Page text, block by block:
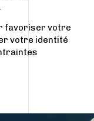
favoriser votre
votre identité